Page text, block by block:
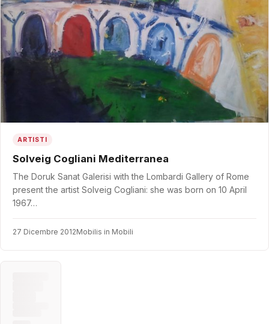
ARTISTI
Solveig Cogliani Mediterranea
The Doruk Sanat Galerisi with the Lombardi Gallery of Rome
present the artist Solveig Cogliani: she was born on 10 April
1967…
27 Dicembre 2012Mobilis in Mobili